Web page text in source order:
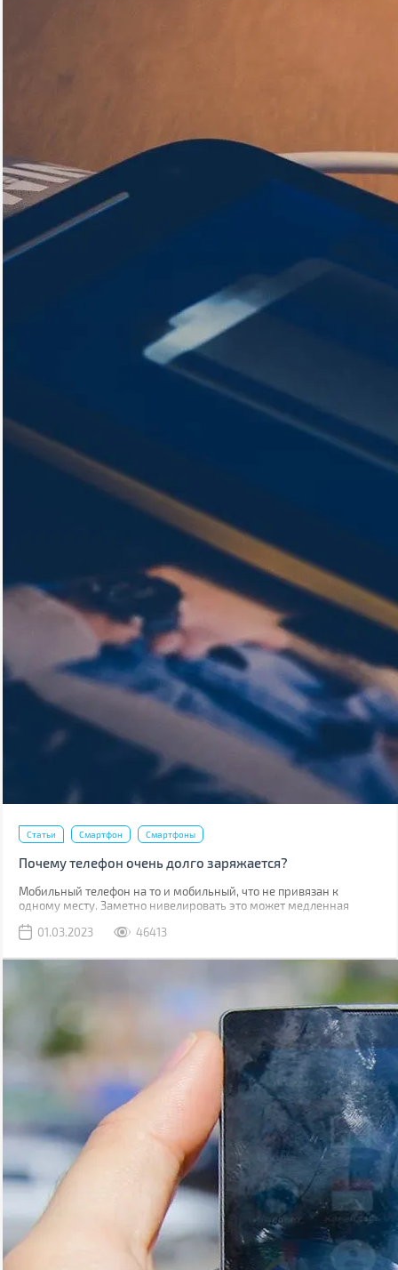
Статьи Смартфон Смартфоны
Почему телефон очень долго заряжается?
Мобильный телефон на то и мобильный, что не привязан к
одному месту. Заметно нивелировать это может медленная
розетке.
01.03.2023 46413